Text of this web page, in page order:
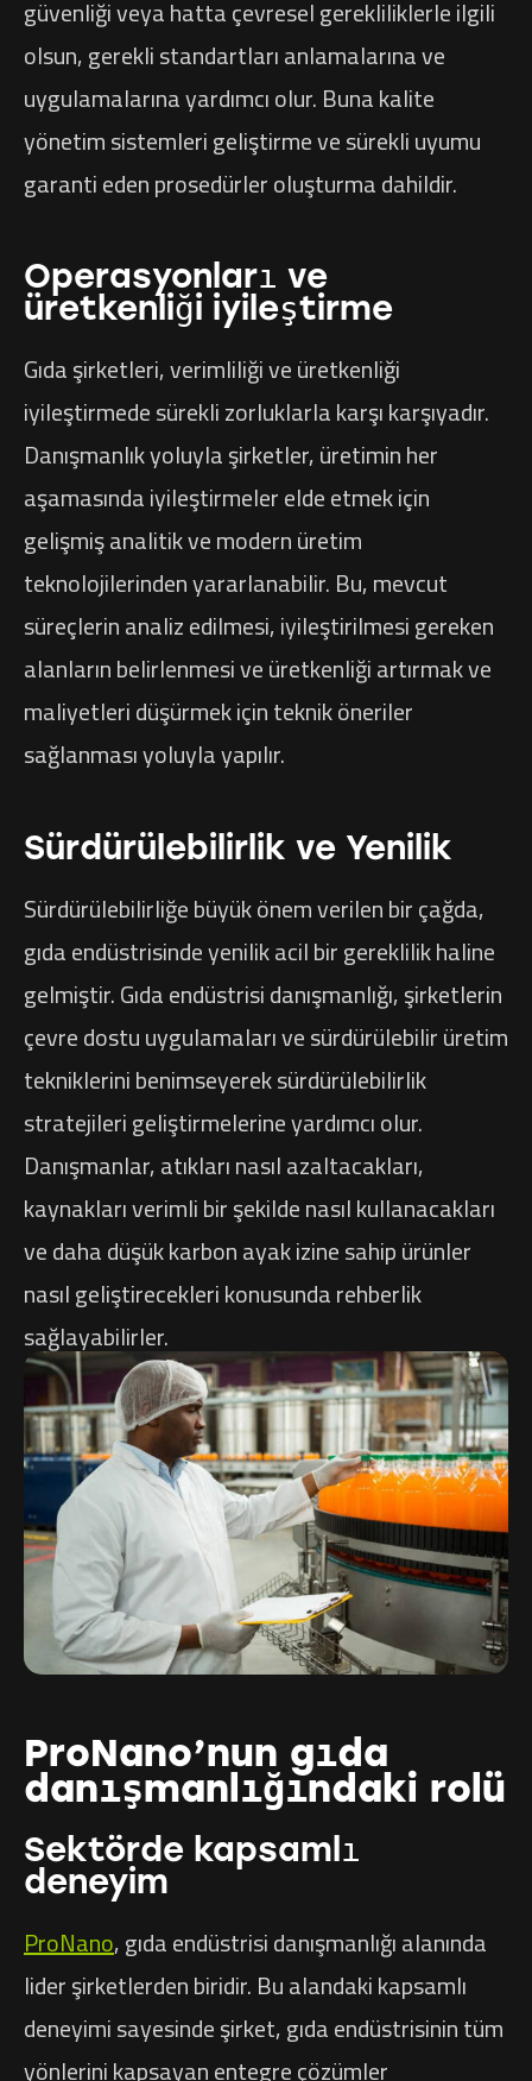
güvenliği veya hatta çevresel gerekliliklerle ilgili
olsun, gerekli standartları anlamalarına ve
uygulamalarına yardımcı olur. Buna kalite
yönetim sistemleri geliştirme ve sürekli uyumu
garanti eden prosedürler oluşturma dahildir.
Operasyonları ve
üretkenliği iyileştirme
Gıda şirketleri, verimliliği ve üretkenliği
iyileştirmede sürekli zorluklarla karşı karşıyadır.
Danışmanlık yoluyla şirketler, üretimin her
aşamasında iyileştirmeler elde etmek için
gelişmiş analitik ve modern üretim
teknolojilerinden yararlanabilir. Bu, mevcut
süreçlerin analiz edilmesi, iyileştirilmesi gereken
alanların belirlenmesi ve üretkenliği artırmak ve
maliyetleri düşürmek için teknik öneriler
sağlanması yoluyla yapılır.
Sürdürülebilirlik ve Yenilik
Sürdürülebilirliğe büyük önem verilen bir çağda,
gıda endüstrisinde yenilik acil bir gereklilik haline
gelmiştir. Gıda endüstrisi danışmanlığı, şirketlerin
çevre dostu uygulamaları ve sürdürülebilir üretim
tekniklerini benimseyerek sürdürülebilirlik
stratejileri geliştirmelerine yardımcı olur.
Danışmanlar, atıkları nasıl azaltacakları,
kaynakları verimli bir şekilde nasıl kullanacakları
ve daha düşük karbon ayak izine sahip ürünler
nasıl geliştirecekleri konusunda rehberlik
sağlayabilirler.
ProNano’nun gıda
danışmanlığındaki rolü
Sektörde kapsamlı
deneyim
ProNano, gıda endüstrisi danışmanlığı alanında
lider şirketlerden biridir. Bu alandaki kapsamlı
deneyimi sayesinde şirket, gıda endüstrisinin tüm
yönlerini kapsayan entegre çözümler